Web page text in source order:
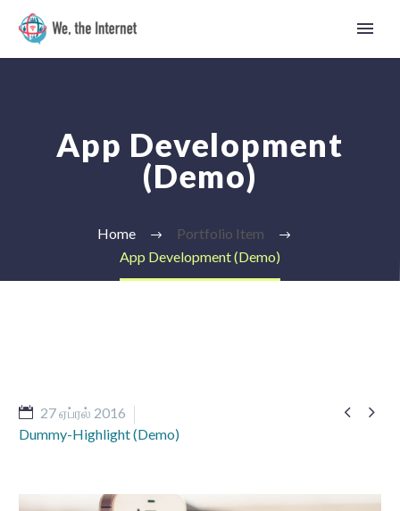
App Development
(Demo)
Home
Portfolio Item
App Development (Demo)
 
27 ஏப்ரல் 2016
Dummy-Highlight (Demo)